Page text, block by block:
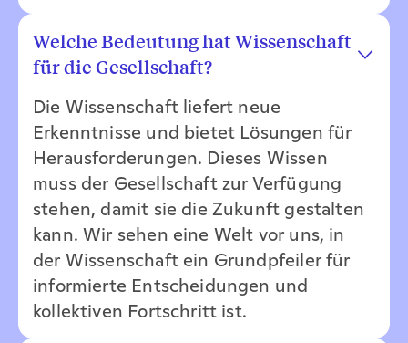
Welche Bedeutung hat Wissenschaft
für die Gesellschaft?
Die Wissenschaft liefert neue
Erkenntnisse und bietet Lösungen für
Herausforderungen. Dieses Wissen
muss der Gesellschaft zur Verfügung
stehen, damit sie die Zukunft gestalten
kann. Wir sehen eine Welt vor uns, in
der Wissenschaft ein Grundpfeiler für
informierte Entscheidungen und
kollektiven Fortschritt ist.